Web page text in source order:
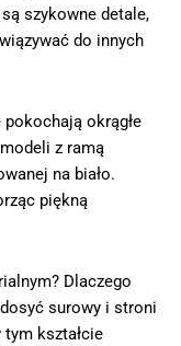
szykowne detale,
do innych
okrągłe
z ramą
na biało.
piękną
Dlaczego
surowy i stroni
kształcie